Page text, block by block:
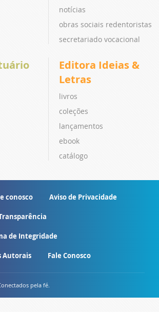
notícias
obras sociais redentoristas
secretariado vocacional
Editora Ideias &
Letras
livros
coleções
lançamentos
ebook
catálogo
conosco Aviso de Privacidade
de Integridade
Autorais Fale Conosco
pela fé.